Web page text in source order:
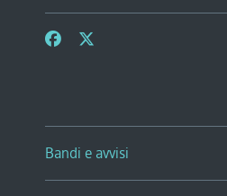
Bandi e avvisi